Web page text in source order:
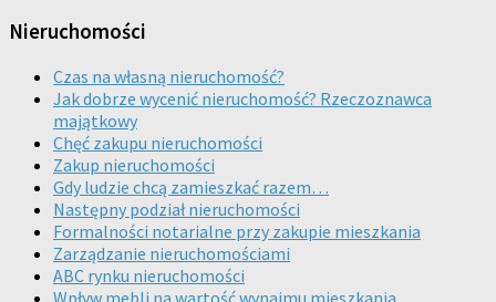
Nieruchomości
Czas na własną nieruchomość?
Jak dobrze wycenić nieruchomość? Rzeczoznawca
majątkowy
Chęć zakupu nieruchomości
Zakup nieruchomości
Gdy ludzie chcą zamieszkać razem…
Następny podział nieruchomości
Formalności notarialne przy zakupie mieszkania
Zarządzanie nieruchomościami
ABC rynku nieruchomości
Wpływ mebli na wartość wynajmu mieszkania